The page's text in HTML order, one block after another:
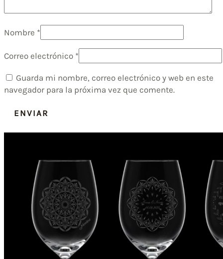
Nombre *
Correo electrónico *
Guarda mi nombre, correo electrónico y web en este
navegador para la próxima vez que comente.